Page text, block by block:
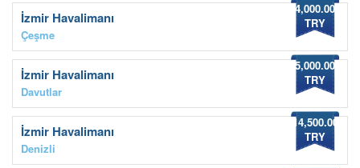
İzmir Havalimanı
Çeşme
4,000.00
TRY
İzmir Havalimanı
Davutlar
5,000.00
TRY
İzmir Havalimanı
Denizli
14,500.00
TRY